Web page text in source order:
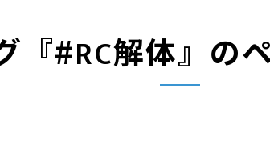
『#RC解体』の